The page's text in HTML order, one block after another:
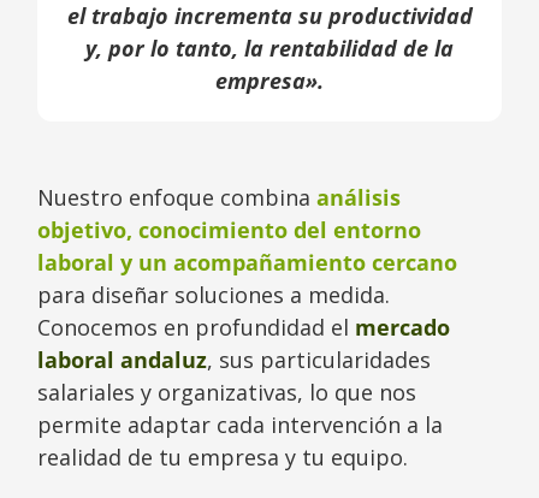
el trabajo incrementa su productividad
y, por lo tanto, la rentabilidad de la
empresa».
Nuestro enfoque combinaanálisis
objetivo, conocimiento del entorno
laboral y un acompañamiento cercano
para diseñar soluciones a medida.
Conocemos en profundidad el mercado
laboral andaluz, sus particularidades
salariales y organizativas, lo que nos
permite adaptar cada intervención a la
realidad de tu empresa y tu equipo.